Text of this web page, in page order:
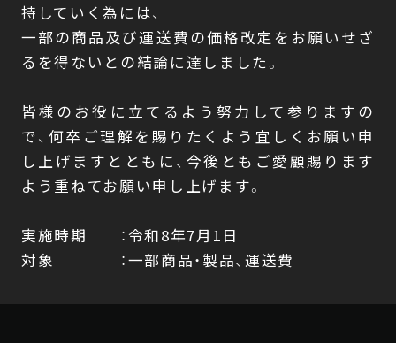
持していく為には、
一部の商品及び運送費の価格改定をお願いせざ
るを得ないとの結論に達しました。
皆様のお役に立てるよう努力して参りますの
で、何卒ご理解を賜りたくよう宜しくお願い申
し上げますとともに、今後ともご愛顧賜ります
よう重ねてお願い申し上げます。
実施時期 ：令和8年7月1日
対象 ：一部商品・製品、運送費